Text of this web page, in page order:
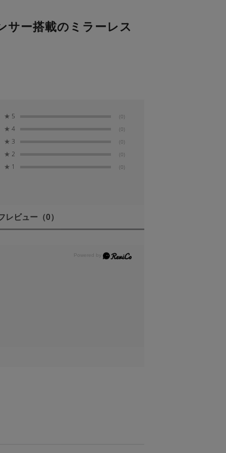
サー搭載のミラーレス
★ 5 (0)
★ 4 (0)
★ 3 (0)
★ 2 (0)
★ 1 (0)
レビュー （0）